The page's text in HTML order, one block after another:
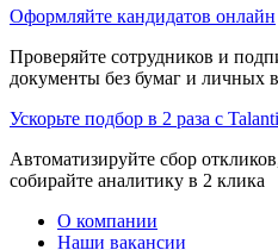
Оформляйте кандидатов онлайн
Проверяйте сотрудников и
документы без бумаг и личных
Ускорьте подбор в 2 раза с
Автоматизируйте сбор
собирайте аналитику в 2 клика
О компании
Наши вакансии